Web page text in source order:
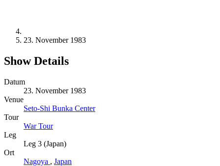
23. November 1983
Show Details
Datum
23. November 1983
Venue
Seto-Shi Bunka Center
Tour
War Tour
Leg
Leg 3 (Japan)
Ort
Nagoya , Japan